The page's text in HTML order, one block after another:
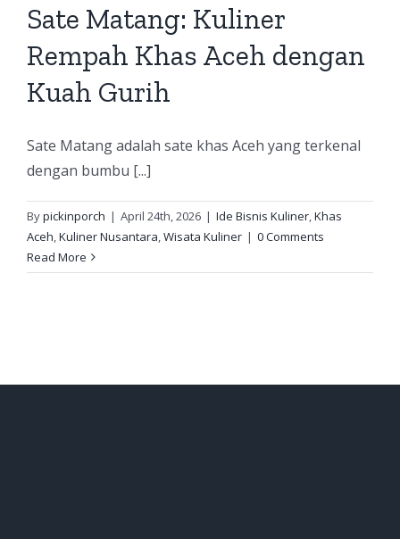
Sate Matang: Kuliner
Rempah Khas Aceh dengan
Kuah Gurih
Sate Matang adalah sate khas Aceh yang terkenal
dengan bumbu [...]
Bypickinporch | April 24th, 2026 | Ide Bisnis Kuliner,Khas
Aceh,Kuliner Nusantara,Wisata Kuliner | 0 Comments
Read More